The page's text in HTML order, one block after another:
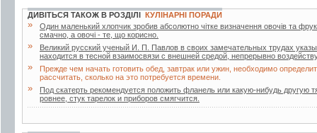
ДИВІТЬСЯ ТАКОЖ В РОЗДІЛІ КУЛІНАРНІ ПОРАДИ
»
Один маленький хлопчик зробив абсолютно чітке визначення овочів та
смачно, а овочі - те, що корисно.
»
Великий русский ученый И. П. Павлов в своих замечательных трудах
находится в тесной взаимосвязи с внешней средой, непрерывно
»
Прежде чем начать готовить обед, завтрак или ужин, необходимо
рассчитать, сколько на это потребуется времени.
»
Под скатерть рекомендуется положить фланель или какую-нибудь другую
ровнее, стук тарелок и приборов смягчится.